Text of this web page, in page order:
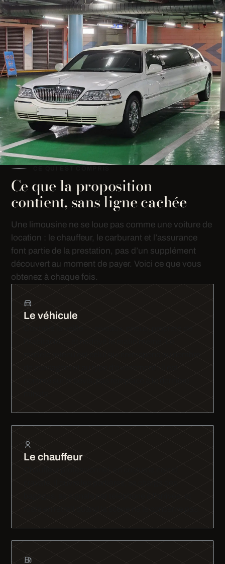
Ce que la proposition
contient, sans ligne cachée
Une limousine ne se loue pas comme une voiture de
location : le chauffeur, le carburant et l’assurance
font partie de la prestation, pas d’un supplément
découvert au moment de payer. Voici ce que vous
obtenez à chaque fois.
Le véhicule
de passagers et au type d'événement : il est
nommé sur le devis, pas remplacé à la dernière
Le chauffeur
cravate. Il ouvre les portières, se charge des
bagages, se signale par téléphone à l'arrivée, et